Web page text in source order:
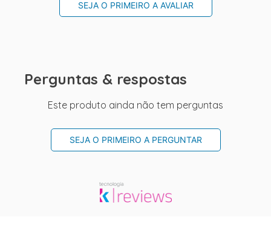
SEJA O PRIMEIRO A AVALIAR
Perguntas & respostas
Este produto ainda não tem perguntas
SEJA O PRIMEIRO A PERGUNTAR